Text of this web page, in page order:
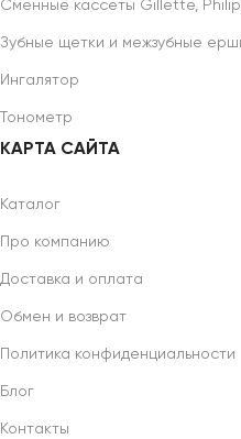
Сменные кассеты Gillette,
Зубные щетки и межзубные
Ингалятор
Тонометр
КАРТА САЙТА
Каталог
Про компанию
Доставка и оплата
Обмен и возврат
Политика конфиденциальности
Блог
Контакты